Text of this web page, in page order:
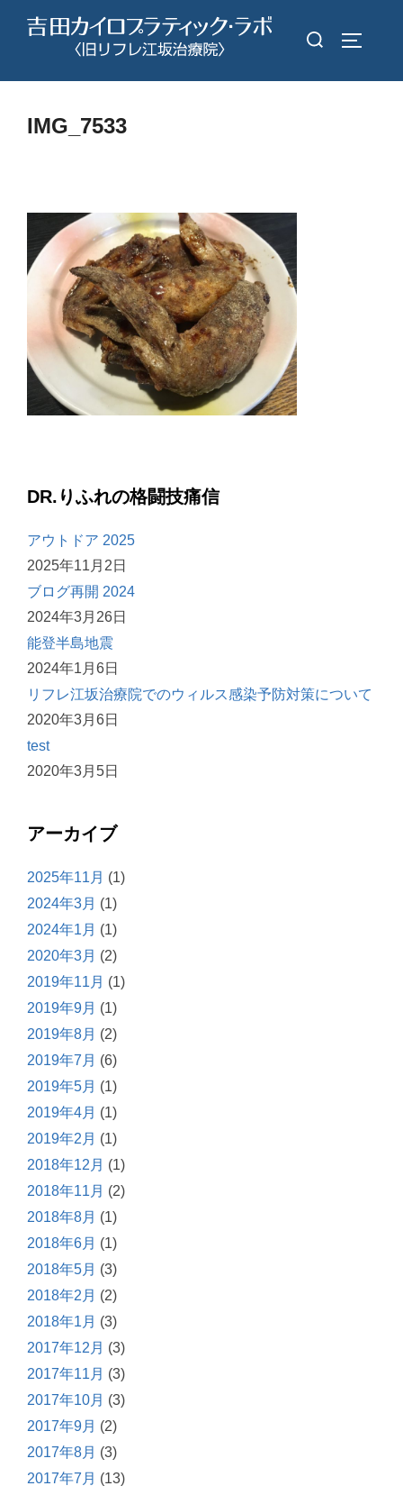
検
対
IMG_7533
DR.りふれの格闘技痛信
アウトドア 2025
2025年11月2日
ブログ再開 2024
2024年3月26日
能登半島地震
2024年1月6日
リフレ江坂治療院でのウィルス感染予防対策について
2020年3月6日
test
2020年3月5日
アーカイブ
2025年11月 (1)
2024年3月 (1)
2024年1月 (1)
2020年3月 (2)
2019年11月 (1)
2019年9月 (1)
2019年8月 (2)
2019年7月 (6)
2019年5月 (1)
2019年4月 (1)
2019年2月 (1)
2018年12月 (1)
2018年11月 (2)
2018年8月 (1)
2018年6月 (1)
2018年5月 (3)
2018年2月 (2)
2018年1月 (3)
2017年12月 (3)
2017年11月 (3)
2017年10月 (3)
2017年9月 (2)
2017年8月 (3)
2017年7月 (13)